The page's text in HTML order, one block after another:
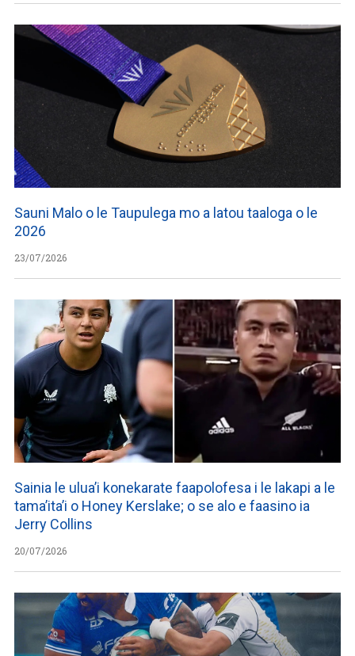
Sauni Malo o le Taupulega mo a latou taaloga o le
2026
23/07/2026
Sainia le ulua’i konekarate faapolofesa i le lakapi a le
tama’ita’i o Honey Kerslake; o se alo e faasino ia
Jerry Collins
20/07/2026